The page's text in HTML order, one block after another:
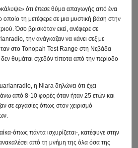
ότι έπεσε θύμα απαγωγής από ένα
τη μετέφερε σε μια μυστική βάση στην
Όσο βρισκόταν εκεί, ανέφερε σε
την ανάγκαζαν να κάνει σεξ με
στο Tonopah Test Range στη Νεβάδα
θυμάται σχεδόν τίποτα από την περίοδο
η Niara δηλώνει ότι έχει
από 8-10 φορές όταν ήταν 25 ετών και
σε εργασίες όπως στον χειρισμό
όπως πάντα ισχυρίζεται-, κατέφυγε στην
από τη μνήμη της όλα όσα της